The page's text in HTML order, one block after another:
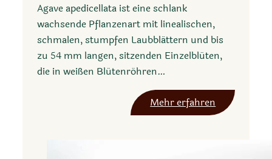
Agave apedicellata ist eine schlank
wachsende Pflanzenart mit linealischen,
schmalen, stumpfen Laubblättern und bis
zu 54 mm langen, sitzenden Einzelblüten,
die in weißen Blütenröhren…
Mehr erfahren
A